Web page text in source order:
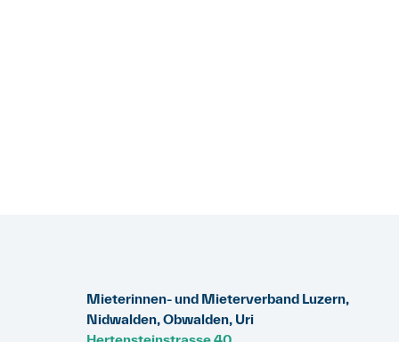
Mieterinnen- und Mieterverband Luzern,
Nidwalden, Obwalden, Uri